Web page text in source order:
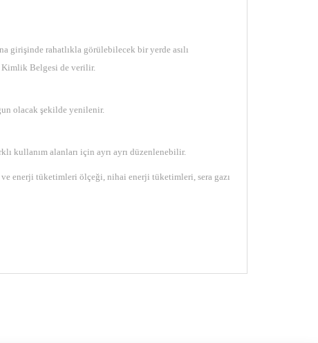
girişinde rahatlıkla görülebilecek bir yerde asılı
Kimlik Belgesi de verilir.
olacak şekilde yenilenir.
kullanım alanları için ayrı ayrı düzenlenebilir.
enerji tüketimleri ölçeği, nihai enerji tüketimleri, sera gazı